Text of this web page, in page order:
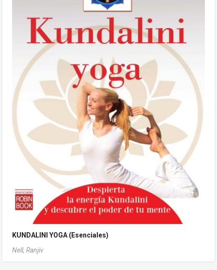
KUNDALINI YOGA (Esenciales)
Nell, Ranjiv